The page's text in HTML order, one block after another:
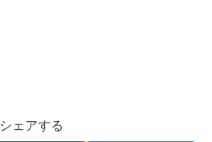
シェアする